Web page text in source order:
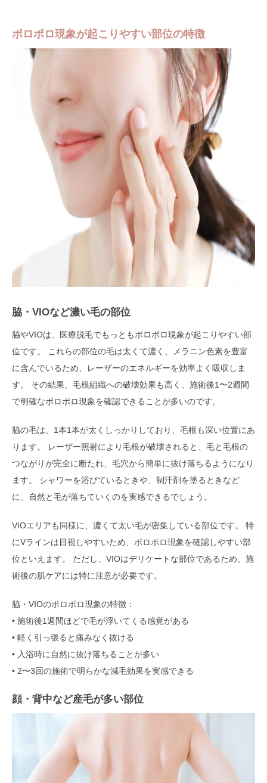
ポロポロ現象が起こりやすい部位の特徴
脇・VIOなど濃い毛の部位
脇やVIOは、医療脱毛でもっともポロポロ現象が起こりやすい部
位です。 これらの部位の毛は太くて濃く、メラニン色素を豊富
に含んでいるため、レーザーのエネルギーを効率よく吸収しま
す。 その結果、毛根組織への破壊効果も高く、施術後1〜2週間
で明確なポロポロ現象を確認できることが多いのです。
脇の毛は、1本1本が太くしっかりしており、毛根も深い位置にあ
ります。 レーザー照射により毛根が破壊されると、毛と毛根の
つながりが完全に断たれ、毛穴から簡単に抜け落ちるようになり
ます。 シャワーを浴びているときや、制汗剤を塗るときなど
に、自然と毛が落ちていくのを実感できるでしょう。
VIOエリアも同様に、濃くて太い毛が密集している部位です。 特
にVラインは目視しやすいため、ポロポロ現象を確認しやすい部
位といえます。 ただし、VIOはデリケートな部位であるため、施
術後の肌ケアには特に注意が必要です。
脇・VIOのポロポロ現象の特徴：
• 施術後1週間ほどで毛が浮いてくる感覚がある
• 軽く引っ張ると痛みなく抜ける
• 入浴時に自然に抜け落ちることが多い
• 2〜3回の施術で明らかな減毛効果を実感できる
顔・背中など産毛が多い部位